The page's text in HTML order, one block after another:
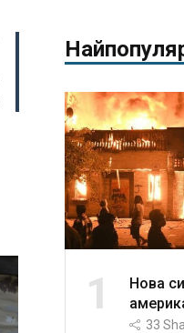
1
Нова
33